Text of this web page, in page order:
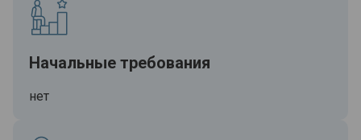
Начальные требования
нет